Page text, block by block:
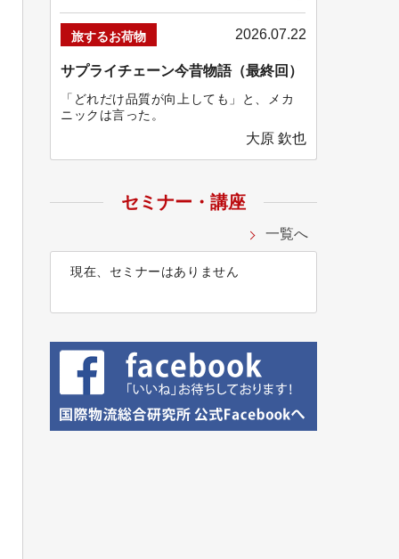
旅するお荷物 2026.07.22
サプライチェーン今昔物語（最終回）
「どれだけ品質が向上しても」と、メカ
ニックは言った。
大原 欽也
セミナー・講座
一覧へ
現在、セミナーはありません